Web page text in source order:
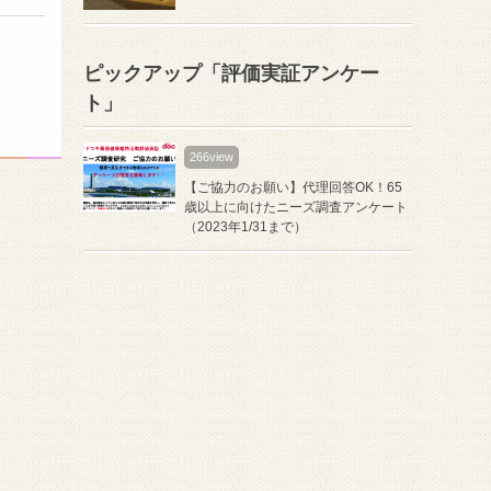
ピックアップ「評価実証アンケー
ト」
266view
【ご協力のお願い】代理回答OK！65
歳以上に向けたニーズ調査アンケート
（2023年1/31まで）